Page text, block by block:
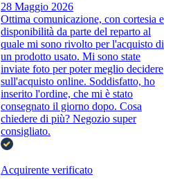
28 Maggio 2026
Ottima comunicazione, con cortesia e
disponibilità da parte del reparto al
quale mi sono rivolto per l'acquisto di
un prodotto usato. Mi sono state
inviate foto per poter meglio decidere
sull'acquisto online. Soddisfatto, ho
inserito l'ordine, che mi è stato
consegnato il giorno dopo. Cosa
chiedere di più? Negozio super
consigliato.
Acquirente verificato